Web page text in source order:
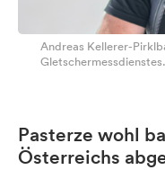
Andreas Kellerer-
Pasterze wohl
Österreichs